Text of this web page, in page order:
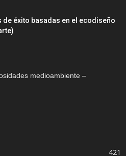
de éxito basadas en el ecodiseño
medioambiente –
421